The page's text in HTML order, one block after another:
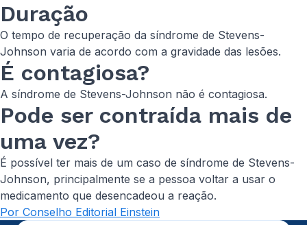
Duração
O tempo de recuperação da síndrome de Stevens-
Johnson varia de acordo com a gravidade das lesões.
É contagiosa?
A síndrome de Stevens-Johnson não é contagiosa.
Pode ser contraída mais de
uma vez?
É possível ter mais de um caso de síndrome de Stevens-
Johnson, principalmente se a pessoa voltar a usar o
medicamento que desencadeou a reação.
Por Conselho Editorial Einstein